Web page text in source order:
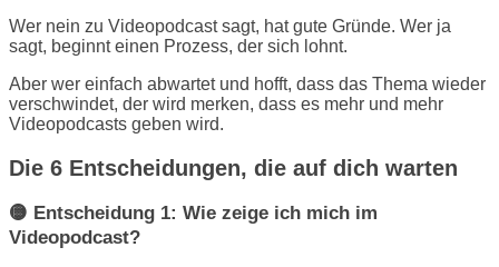
Wer nein zu Videopodcast sagt, hat gute Gründe. Wer ja
sagt, beginnt einen Prozess, der sich lohnt.
Aber wer einfach abwartet und hofft, dass das Thema wieder
verschwindet, der wird merken, dass es mehr und mehr
Videopodcasts geben wird.
Die 6 Entscheidungen, die auf dich warten
🟡 Entscheidung 1: Wie zeige ich mich im
Videopodcast?